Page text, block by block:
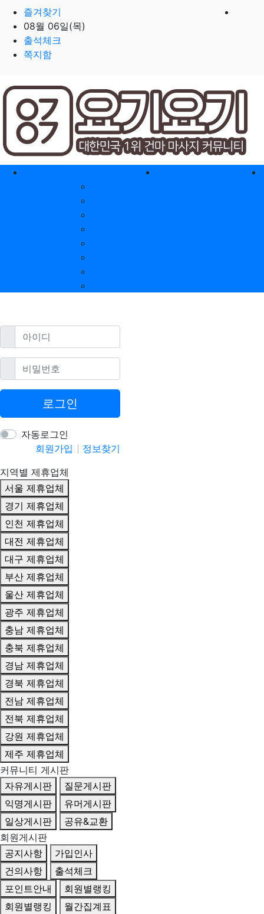
즐겨찾기
08월 06일(목)
출석체크
쪽지함
홈으로
아이디필수
비밀번호필수
로그인
자동로그인
회원가입
정보찾기
지역별 제휴업체
서울 제휴업체
경기 제휴업체
인천 제휴업체
대전 제휴업체
대구 제휴업체
부산 제휴업체
울산 제휴업체
광주 제휴업체
충남 제휴업체
충북 제휴업체
경남 제휴업체
경북 제휴업체
전남 제휴업체
전북 제휴업체
강원 제휴업체
제주 제휴업체
커뮤니티 게시판
자유게시판
질문게시판
익명게시판
유머게시판
일상게시판
공유&교환
회원게시판
공지사항
가입인사
건의사항
출석체크
포인트안내
회원별랭킹
회원별랭킹
월간집계표